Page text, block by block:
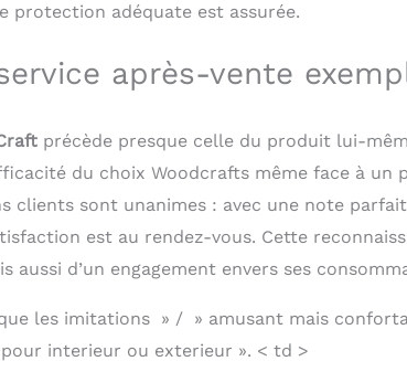
protection adéquate est assurée.
après-vente
précède presque celle du produit lui-
du choix Woodcrafts même face à
clients sont unanimes : avec une note
est au rendez-vous. Cette
aussi d’un engagement envers ses
les imitations » / » amusant mais
interieur ou exterieur ». < td >